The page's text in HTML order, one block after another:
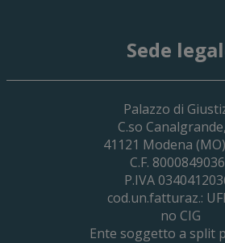
29 Giugno 2026
Cassa Forense –
2030
Sede
Palazzo di
C.so
41121 Modena
C.F.
P.IVA
cod.un.fatturaz.:
no CIG
Ente soggetto a split